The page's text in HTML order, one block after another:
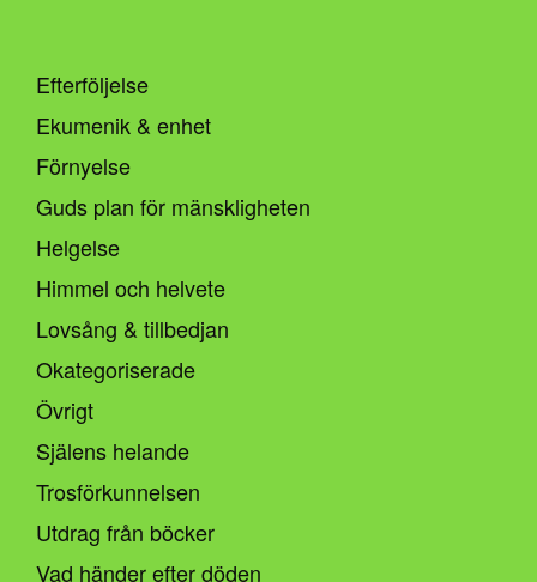
Efterföljelse
Ekumenik & enhet
Förnyelse
Guds plan för mänskligheten
Helgelse
Himmel och helvete
Lovsång & tillbedjan
Okategoriserade
Övrigt
Själens helande
Trosförkunnelsen
Utdrag från böcker
Vad händer efter döden